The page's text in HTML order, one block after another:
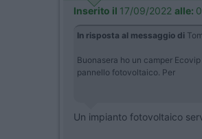
Inserito il 17/09/2022 alle:
In risposta al messaggio di
Buonasera ho un camper
pannello fotovoltaico. Per
Un impianto fotovoltaico